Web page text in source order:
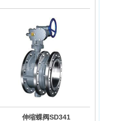
伸缩蝶阀SD341